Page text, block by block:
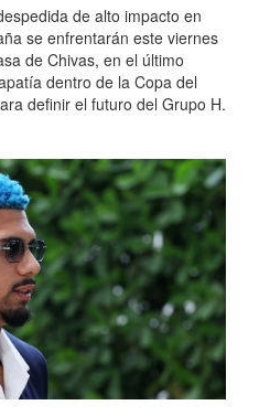
de alto impacto en
se enfrentarán este viernes
de Chivas, en el último
dentro de la Copa del
definir el futuro del Grupo H.